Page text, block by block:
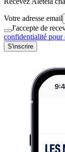
Votre adresse email
J'accepte de
confidentialité pour
S'inscrire